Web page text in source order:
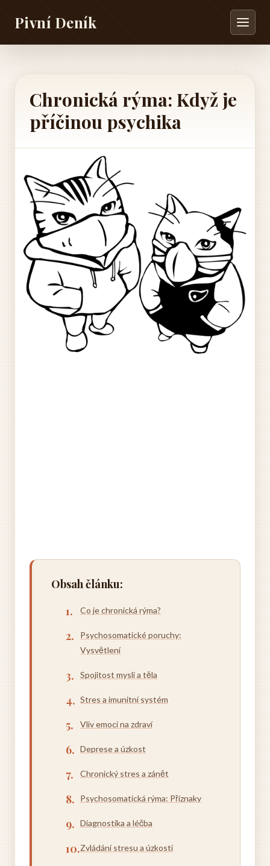
Pivní Deník
Chronická rýma: Když je
příčinou psychika
Obsah článku:
Co je chronická rýma?
Psychosomatické poruchy:
Vysvětlení
Spojitost mysli a těla
Stres a imunitní systém
Vliv emocí na zdraví
Deprese a úzkost
Chronický stres a zánět
Psychosomatická rýma: Příznaky
Diagnostika a léčba
Zvládání stresu a úzkosti